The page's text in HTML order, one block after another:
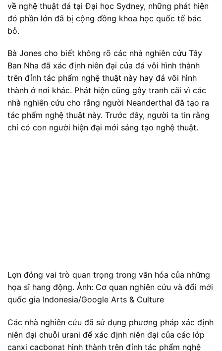
về nghệ thuật đá tại Đại học Sydney, những phát hiện
đó phần lớn đã bị cộng đồng khoa học quốc tế bác
bỏ.
Bà Jones cho biết không rõ các nhà nghiên cứu Tây
Ban Nha đã xác định niên đại của đá vôi hình thành
trên đỉnh tác phẩm nghệ thuật này hay đá vôi hình
thành ở nơi khác. Phát hiện cũng gây tranh cãi vì các
nhà nghiên cứu cho rằng người Neanderthal đã tạo ra
tác phẩm nghệ thuật này. Trước đây, người ta tin rằng
chỉ có con người hiện đại mới sáng tạo nghệ thuật.
Lợn đóng vai trò quan trọng trong văn hóa của những
họa sĩ hang động. Ảnh: Cơ quan nghiên cứu và đổi mới
quốc gia Indonesia/Google Arts & Culture
Các nhà nghiên cứu đã sử dụng phương pháp xác định
niên đại chuỗi urani để xác định niên đại của các lớp
canxi cacbonat hình thành trên đỉnh tác phẩm nghệ